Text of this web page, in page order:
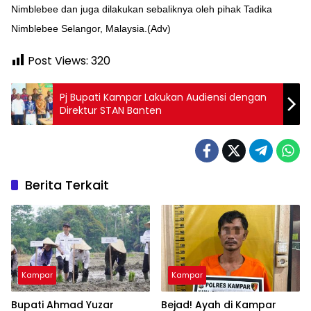
Nimblebee dan juga dilakukan sebaliknya oleh pihak Tadika
Nimblebee Selangor, Malaysia.(Adv)
Post Views: 320
Pj Bupati Kampar Lakukan Audiensi dengan
Direktur STAN Banten
Berita Terkait
Kampar
Bupati Ahmad Yuzar
Kampar
Bejad! Ayah di Kampar